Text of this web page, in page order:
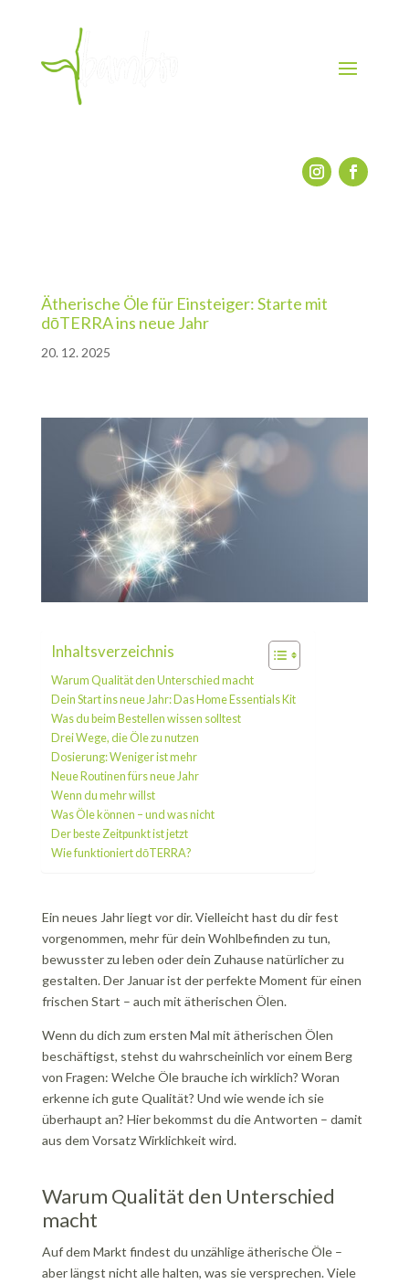
Ätherische Öle für Einsteiger: Starte mit
dōTERRA ins neue Jahr
20. 12. 2025
Inhaltsverzeichnis
Warum Qualität den Unterschied macht
Dein Start ins neue Jahr: Das Home Essentials Kit
Was du beim Bestellen wissen solltest
Drei Wege, die Öle zu nutzen
Dosierung: Weniger ist mehr
Neue Routinen fürs neue Jahr
Wenn du mehr willst
Was Öle können – und was nicht
Der beste Zeitpunkt ist jetzt
Wie funktioniert dōTERRA?
Ein neues Jahr liegt vor dir. Vielleicht hast du dir fest
vorgenommen, mehr für dein Wohlbefinden zu tun,
bewusster zu leben oder dein Zuhause natürlicher zu
gestalten. Der Januar ist der perfekte Moment für einen
frischen Start – auch mit ätherischen Ölen.
Wenn du dich zum ersten Mal mit ätherischen Ölen
beschäftigst, stehst du wahrscheinlich vor einem Berg
von Fragen: Welche Öle brauche ich wirklich? Woran
erkenne ich gute Qualität? Und wie wende ich sie
überhaupt an? Hier bekommst du die Antworten – damit
aus dem Vorsatz Wirklichkeit wird.
Warum Qualität den Unterschied
macht
Auf dem Markt findest du unzählige ätherische Öle –
aber längst nicht alle halten, was sie versprechen. Viele